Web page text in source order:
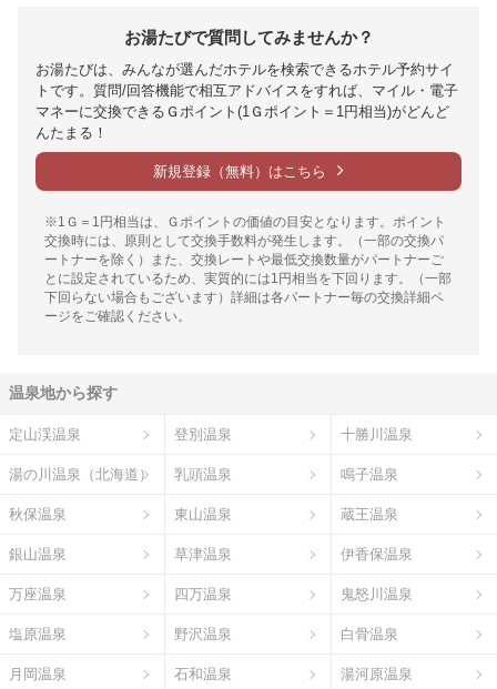
お湯たびで質問してみませんか？
お湯たびは、みんなが選んだホテルを検索できるホテル予約サイ
トです。質問/回答機能で相互アドバイスをすれば、マイル・電子
マネーに交換できるＧポイント(1Ｇポイント＝1円相当)がどんど
んたまる！
新規登録（無料）はこちら
※1Ｇ＝1円相当は、Ｇポイントの価値の目安となります。ポイント
交換時には、原則として交換手数料が発生します。（一部の交換パ
ートナーを除く）また、交換レートや最低交換数量がパートナーご
とに設定されているため、実質的には1円相当を下回ります。（一部
下回らない場合もございます）詳細は各パートナー毎の交換詳細ペ
ージをご確認ください。
温泉地から探す
定山渓温泉 登別温泉 十勝川温泉
湯の川温泉（北海道） 乳頭温泉 鳴子温泉
秋保温泉 東山温泉 蔵王温泉
銀山温泉 草津温泉 伊香保温泉
万座温泉 四万温泉 鬼怒川温泉
塩原温泉 野沢温泉 白骨温泉
月岡温泉 石和温泉 湯河原温泉